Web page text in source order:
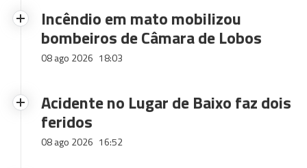
Incêndio em mato mobilizou
bombeiros de Câmara de Lobos
08 ago 2026 18:03
Acidente no Lugar de Baixo faz dois
feridos
08 ago 2026 16:52